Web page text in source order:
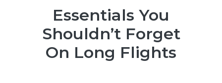
Essentials You
Shouldn’t Forget
On Long Flights